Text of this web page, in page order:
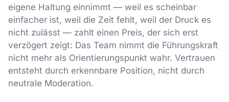
eigene Haltung einnimmt — weil es scheinbar
einfacher ist, weil die Zeit fehlt, weil der Druck es
nicht zulässt — zahlt einen Preis, der sich erst
verzögert zeigt: Das Team nimmt die Führungskraft
nicht mehr als Orientierungspunkt wahr. Vertrauen
entsteht durch erkennbare Position, nicht durch
neutrale Moderation.